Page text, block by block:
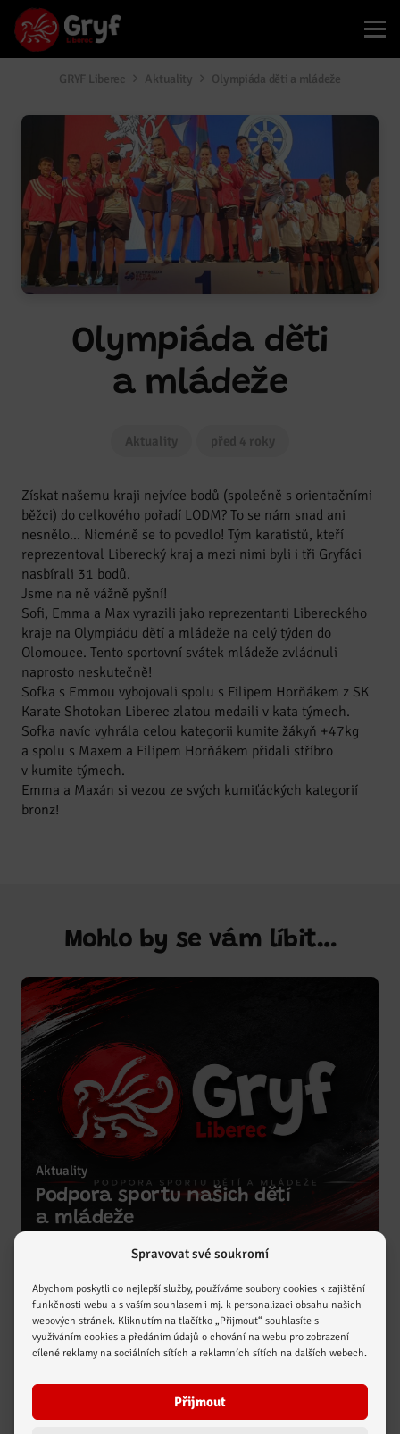
Spravovat své soukromí
Abychom poskytli co nejlepší služby, používáme soubory cookies k zajištění
funkčnosti webu a s vaším souhlasem i mj. k personalizaci obsahu našich
webových stránek. Kliknutím na tlačítko „Přijmout“ souhlasíte s
využíváním cookies a předáním údajů o chování na webu pro zobrazení
cílené reklamy na sociálních sítích a reklamních sítích na dalších webech.
Přijmout
GRYF Liberec Aktuality Olympiáda děti a mládeže
Olympiáda děti
a mládeže
Získat našemu kraji nejvíce bodů (společně s orientačními
běžci) do celkového pořadí LODM? To se nám snad ani
nesnělo… Nicméně se to povedlo! Tým karatistů, kteří
reprezentoval Liberecký kraj a mezi nimi byli i tři Gryfáci
nasbírali 31 bodů.
Jsme na ně vážně pyšní!
Sofi, Emma a Max vyrazili jako reprezentanti Libereckého
kraje na Olympiádu dětí a mládeže na celý týden do
Olomouce. Tento sportovní svátek mládeže zvládnuli
naprosto neskutečně!
Sofka s Emmou vybojovali spolu s Filipem Horňákem z SK
Karate Shotokan Liberec zlatou medaili v kata týmech.
Sofka navíc vyhrála celou kategorii kumite žákyň +47kg
a spolu s Maxem a Filipem Horňákem přidali stříbro
v kumite týmech.
Emma a Maxán si vezou ze svých kumiťáckých kategorií
bronz!
Mohlo by se vám líbit…
Aktuality
Podpora sportu našich dětí
a mládeže
Zobrazit více